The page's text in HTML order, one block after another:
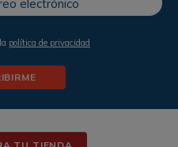
política de privacidad